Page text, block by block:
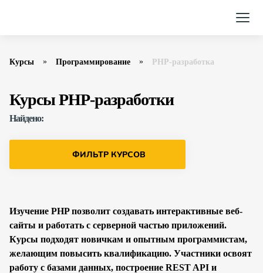
Курсы Программирование PHP-разработка
Курсы PHP-разработки
Найдено:
ФИЛЬТР КУРСОВ
Изучение PHP позволит создавать интерактивные веб-
сайты и работать с серверной частью приложений.
Курсы подходят новичкам и опытным программистам,
желающим повысить квалификацию. Участники освоят
работу с базами данных, построение REST API и